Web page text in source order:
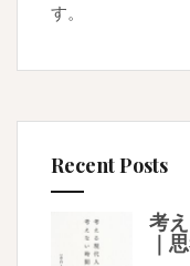
す。
Recent Posts
考
｜